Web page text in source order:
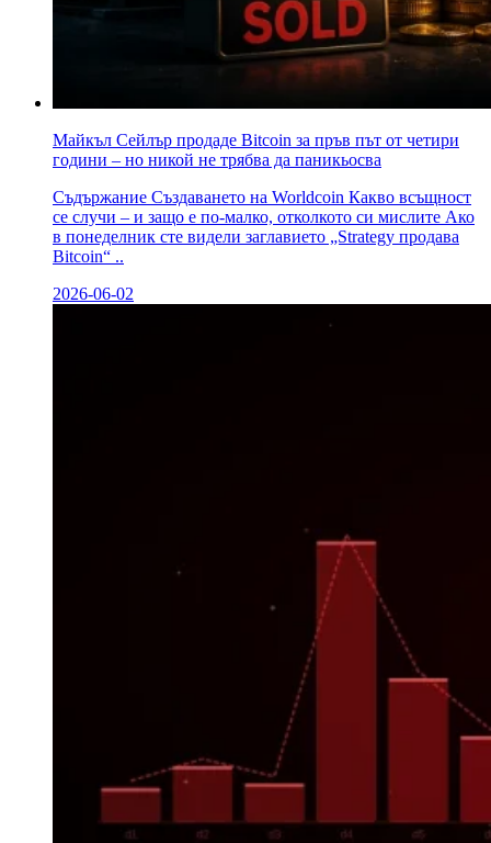
Майкъл Сейлър продаде Bitcoin за пръв път от четири
години – но никой не трябва да паникьосва
Съдържание Създаването на Worldcoin Какво всъщност
се случи – и защо е по-малко, отколкото си мислите Ако
в понеделник сте видели заглавието „Strategy продава
Bitcoin“ ..
2026-06-02